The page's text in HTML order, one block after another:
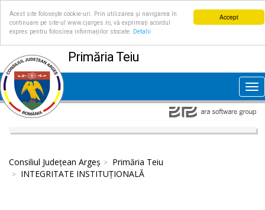
Accept
Acest site folosește cookie-uri. Prin utilizarea și navigarea în
continuare pe site-ul www.cjarges.ro, vă exprimați acordul
expres pentru folosirea informațiilor stocate.
Detalii
Primăria Teiu
Consiliul Județean Argeș
Primăria Teiu
INTEGRITATE INSTITUȚIONALĂ